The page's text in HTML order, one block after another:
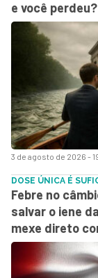
3 de agosto de 2026 -
e você perdeu?
DOSE ÚNICA É
Febre no
salvar o iene
mexe direto